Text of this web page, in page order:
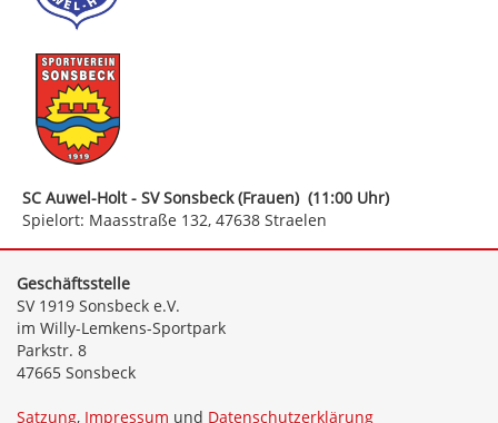
SC Auwel-Holt - SV Sonsbeck (Frauen) (11:00 Uhr)
Spielort: Maasstraße 132, 47638 Straelen
Geschäftsstelle
SV 1919 Sonsbeck e.V.
im Willy-Lemkens-Sportpark
Parkstr. 8
47665 Sonsbeck
Satzung, Impressum und Datenschutzerklärung